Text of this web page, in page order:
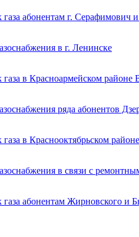
абонентам г. Серафимович
в г. Ленинске
в Красноармейском районе
ряда абонентов
в Краснооктябрьском
в связи с
абонентам Жирновского и